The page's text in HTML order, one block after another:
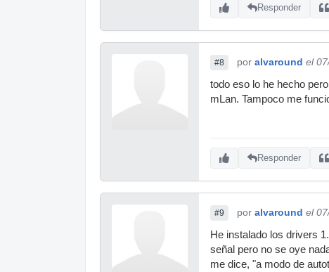
Responder
#8 por alvaround el
todo eso lo he hecho
mLan. Tampoco me
Responder
#9 por alvaround el
He instalado los drivers
señal pero no se oye
me dice, "a modo de